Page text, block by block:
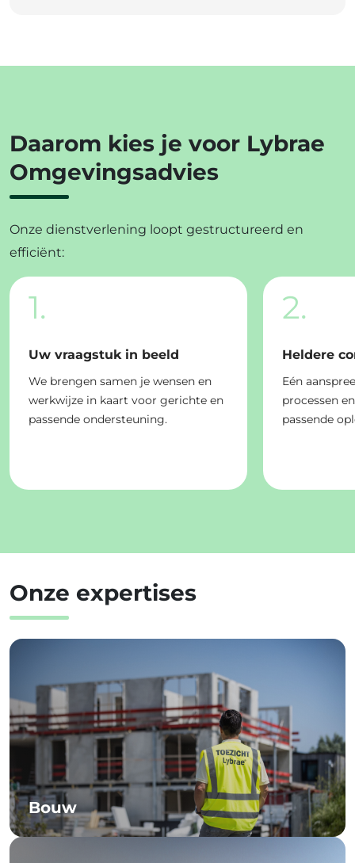
Daarom kies je voor Lybrae
Omgevingsadvies
Onze dienstverlening loopt gestructureerd en
efficiënt:
1.
Uw vraagstuk in beeld
We brengen samen je wensen en
werkwijze in kaart voor gerichte en
passende ondersteuning.
2.
Heldere
Eén
processen
passende
Onze expertises
Bouw